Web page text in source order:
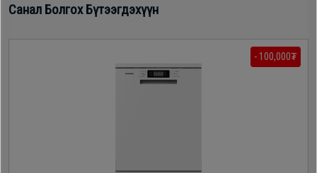
Санал Болгох Бүтээгдэхүүн
- 100,000₮